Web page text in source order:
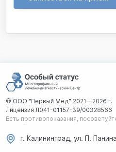
© ООО "Первый Мед" 2021—2026 г.
Лицензия Л041-01157-39/00328566
Есть противопоказания,
г. Калининград, ул. П.